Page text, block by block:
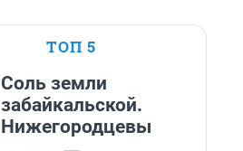
ТОП 5
Соль земли
забайкальской.
Нижегородцевы